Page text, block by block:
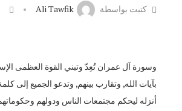
كتبت بواسطة Ali Tawfik
وسورة آل عمران تُعِدّ وتبني القوة العظمى
بآيات الله, وتقارب بينهم, وتدعو الجميع إلى
أنزله ليحكم مجتمعات الناس ودولهم